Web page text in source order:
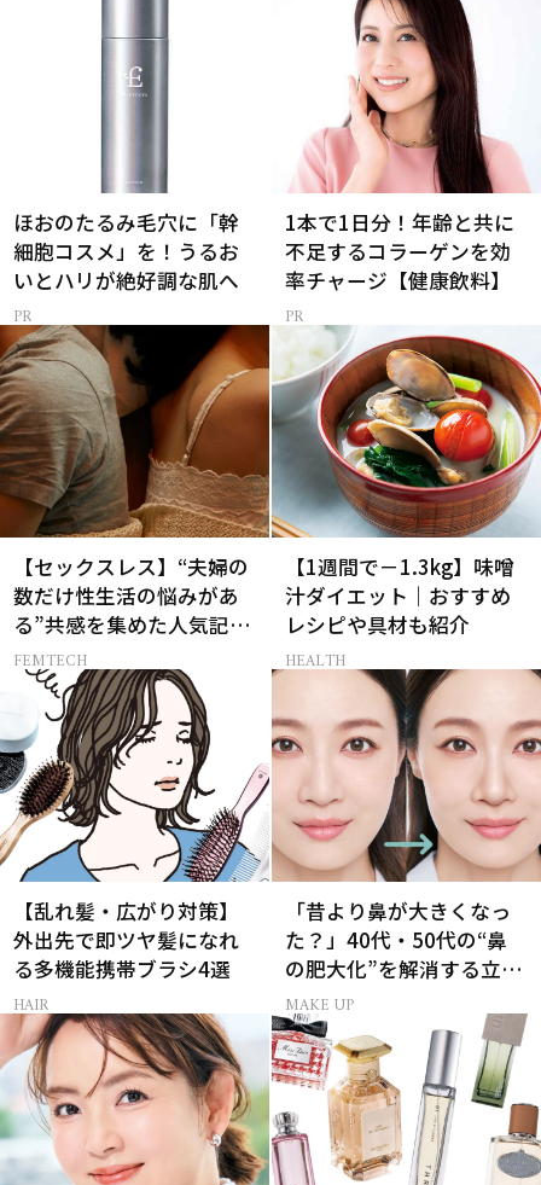
ほおのたるみ毛穴に「幹
細胞コスメ」を！うるお
いとハリが絶好調な肌へ
1本で1日分！年齢と共に
不足するコラーゲンを効
率チャージ【健康飲料】
【セックスレス】“夫婦の
数だけ性生活の悩みがあ
る”共感を集めた人気記事
10選
FEMTECH
【1週間で－1.3kg】味噌
汁ダイエット｜おすすめ
レシピや具材も紹介
HEALTH
【乱れ髪・広がり対策】
外出先で即ツヤ髪になれ
る多機能携帯ブラシ4選
HAIR
「昔より鼻が大きくなっ
た？」40代・50代の“鼻
の肥大化”を解消する立体
小鼻メイク
MAKE UP